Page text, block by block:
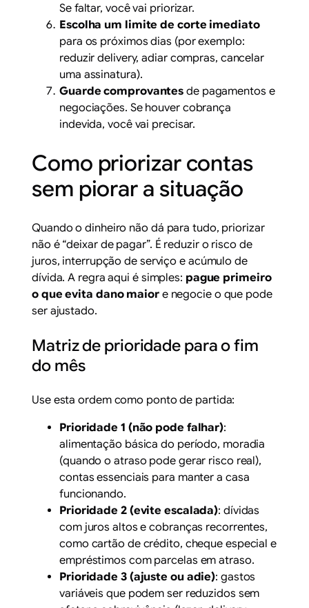
Se faltar, você vai priorizar.
Escolha um limite de corte imediato
para os próximos dias (por exemplo:
reduzir delivery, adiar compras, cancelar
uma assinatura).
Guarde comprovantes de pagamentos e
negociações. Se houver cobrança
indevida, você vai precisar.
Como priorizar contas
sem piorar a situação
Quando o dinheiro não dá para tudo, priorizar
não é “deixar de pagar”. É reduzir o risco de
juros, interrupção de serviço e acúmulo de
dívida. A regra aqui é simples: pague primeiro
o que evita dano maiore negocie o que pode
ser ajustado.
Matriz de prioridade para o fim
do mês
Use esta ordem como ponto de partida:
Prioridade 1 (não pode falhar):
alimentação básica do período, moradia
(quando o atraso pode gerar risco real),
contas essenciais para manter a casa
funcionando.
Prioridade 2 (evite escalada): dívidas
com juros altos e cobranças recorrentes,
como cartão de crédito, cheque especial e
empréstimos com parcelas em atraso.
Prioridade 3 (ajuste ou adie): gastos
variáveis que podem ser reduzidos sem